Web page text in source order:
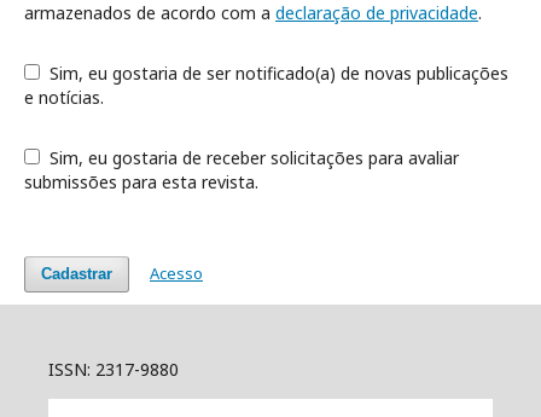
armazenados de acordo com a declaração de privacidade.
e notícias.
submissões para esta revista.
Cadastrar Acesso
ISSN: 2317-9880